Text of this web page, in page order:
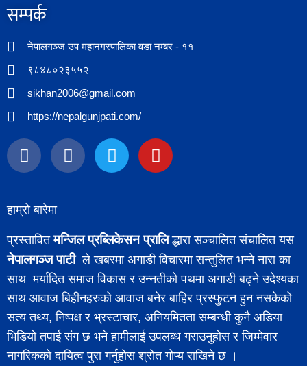
सम्पर्क​
नेपालगञ्ज उप महानगरपालिका वडा नम्बर - ११
९८४८०२३५५२
sikhan2006@gmail.com
https://nepalgunjpati.com/
हाम्रो बारेमा
प्रस्तावितमन्जिल प्रब्लिकेसन प्रालिद्धारा सञ्चालित संचालित यस
नेपालगञ्ज पाटीले खबरमा अगाडी विचारमा सन्तुलित भन्ने नारा का
साथ मर्यादित समाज विकास र उन्नतीको पथमा अगाडी बढ्ने उदेश्यका
साथ आवाज बिहीनहरुको आवाज बनेर बाहिर प्रस्फुटन हुन नसकेको
सत्य तथ्य, निष्पक्ष र भ्रस्टाचार, अनियमितता सम्बन्धी कुनै अडिया
भिडियो तपाई संग छ भने हामीलाई उपलब्ध गराउनुहोस र जिम्मेवार
नागरिकको दायित्व पुरा गर्नुहोस श्रोत गोप्य राखिने छ ।